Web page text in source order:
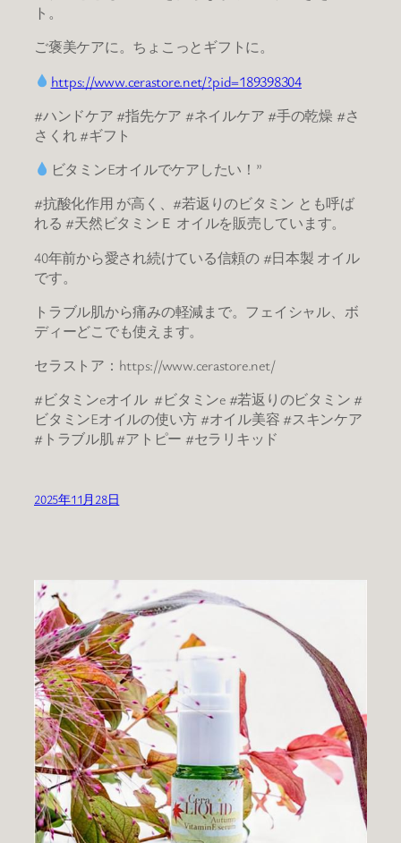
ト。
ご褒美ケアに。ちょこっとギフトに。
https://www.cerastore.net/?pid=189398304
#ハンドケア #指先ケア #ネイルケア #手の乾燥 #さ
さくれ #ギフト
ビタミンEオイルでケアしたい！”
#抗酸化作用 が高く、#若返りのビタミン とも呼ば
れる #天然ビタミンＥ オイルを販売しています。
40年前から愛され続けている信頼の #日本製 オイル
です。
トラブル肌から痛みの軽減まで。フェイシャル、ボ
ディーどこでも使えます。
セラストア：https://www.cerastore.net/
#ビタミンeオイル #ビタミンe #若返りのビタミン #
ビタミンEオイルの使い方 #オイル美容 #スキンケア
#トラブル肌 #アトピー #セラリキッド
2025年11月28日